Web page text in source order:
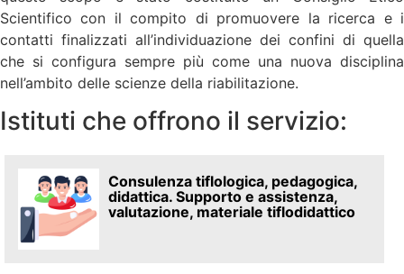
Scientifico con il compito di promuovere la ricerca e i
contatti finalizzati all’individuazione dei confini di quella
che si configura sempre più come una nuova disciplina
nell’ambito delle scienze della riabilitazione.
Istituti che offrono il servizio:
Consulenza tiflologica, pedagogica,
didattica. Supporto e assistenza,
valutazione, materiale tiflodidattico